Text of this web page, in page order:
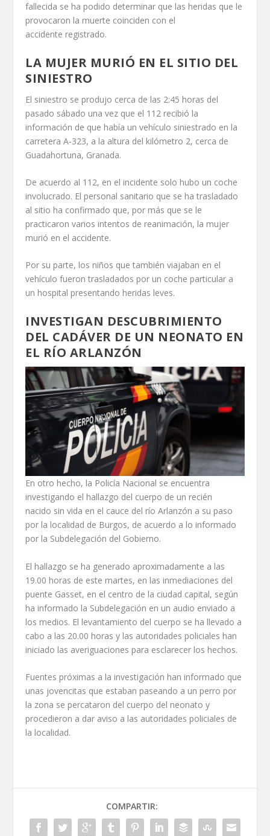
fallecida se ha podido determinar que las heridas que le
provocaron la muerte coinciden con el
accidente registrado.
LA MUJER MURIÓ EN EL SITIO DEL
SINIESTRO
El siniestro se produjo cerca de las 2:45 horas del
pasado sábado una vez que el 112 recibió la
información de que había un vehículo siniestrado en la
carretera A-323, a la altura del kilómetro 2, cerca de
Guadahortuna, Granada.
De acuerdo al 112, en el incidente solo hubo un coche
involucrado. El personal sanitario que se ha trasladado
al sitio ha confirmado que, por más que se le
practicaron varios intentos de reanimación, la mujer
murió en el accidente.
Por su parte, los niños que también viajaban en el
vehículo fueron trasladados por un coche particular a
un hospital presentando heridas leves.
INVESTIGAN DESCUBRIMIENTO
DEL CADÁVER DE UN NEONATO EN
EL RÍO ARLANZÓN
En otro hecho, la Policía Nacional se encuentra
investigando el hallazgo del cuerpo de un recién
nacido sin vida en el cauce del río Arlanzón a su paso
por la localidad de Burgos, de acuerdo a lo informado
por la Subdelegación del Gobierno.
El hallazgo se ha generado aproximadamente a las
19.00 horas de este martes, en las inmediaciones del
puente Gasset, en el centro de la ciudad capital, según
ha informado la Subdelegación en un audio enviado a
los medios. El levantamiento del cuerpo se ha llevado a
cabo a las 20.00 horas y las autoridades policiales han
iniciado las averiguaciones para esclarecer los hechos.
Fuentes próximas a la investigación han informado que
unas jovencitas que estaban paseando a un perro por
la zona se percataron del cuerpo del neonato y
procedieron a dar aviso a las autoridades policiales de
la localidad.
COMPARTIR: